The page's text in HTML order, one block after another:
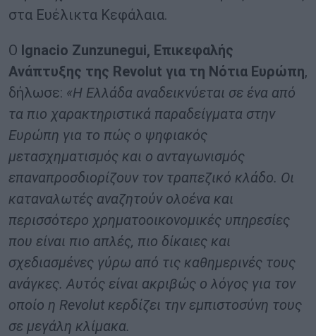
στα Ευέλικτα Κεφάλαια.
Ο Ignacio Zunzunegui, Επικεφαλής
Ανάπτυξης της Revolut για τη Νότια Ευρώπη,
δήλωσε: «Η Ελλάδα αναδεικνύεται σε ένα από
τα πιο χαρακτηριστικά παραδείγματα στην
Ευρώπη για το πώς ο ψηφιακός
μετασχηματισμός και ο ανταγωνισμός
επαναπροσδιορίζουν τον τραπεζικό κλάδο. Οι
καταναλωτές αναζητούν ολοένα και
περισσότερο χρηματοοικονομικές υπηρεσίες
που είναι πιο απλές, πιο δίκαιες και
σχεδιασμένες γύρω από τις καθημερινές τους
ανάγκες. Αυτός είναι ακριβώς ο λόγος για τον
οποίο η Revolut κερδίζει την εμπιστοσύνη τους
σε μεγάλη κλίμακα.